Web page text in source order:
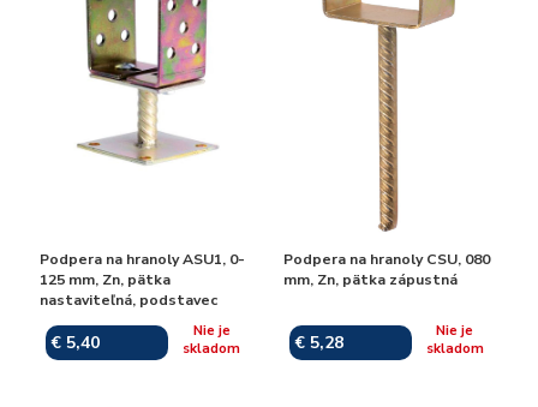
Podpera na hranoly ASU1, 0-
125 mm, Zn, pätka
nastaviteľná, podstavec
€ 5,40
Nie je
skladom
Podpera na hranoly CSU, 080
mm, Zn, pätka zápustná
€ 5,28
Nie je
skladom